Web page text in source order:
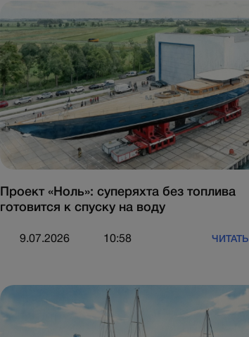
Проект «Ноль»: суперяхта без топлива
готовится к спуску на воду
9.07.2026 10:58 ЧИТАТЬ